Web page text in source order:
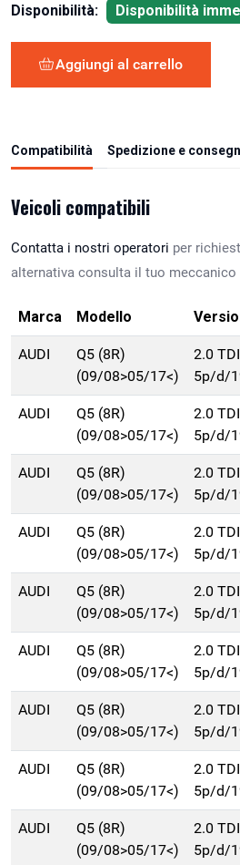
Disponibilità:
Disponibilità
Aggiungi al carrello
Compatibilità Spedizione e
Veicoli compatibili
Contatta i nostri operatori per
alternativa consulta il tuo meccanico
Marca Modello
AUDI
Q5 (8R)
(09/08>05/17<)
2.0
5p/d/
AUDI
Q5 (8R)
(09/08>05/17<)
2.0
5p/d/
AUDI
Q5 (8R)
(09/08>05/17<)
2.0
5p/d/
AUDI
Q5 (8R)
(09/08>05/17<)
2.0
5p/d/
AUDI
Q5 (8R)
(09/08>05/17<)
2.0
5p/d/
AUDI
Q5 (8R)
(09/08>05/17<)
2.0
5p/d/
AUDI
Q5 (8R)
(09/08>05/17<)
2.0
5p/d/
AUDI
Q5 (8R)
(09/08>05/17<)
2.0
5p/d/
AUDI
Q5 (8R)
(09/08>05/17<)
2.0
5p/d/